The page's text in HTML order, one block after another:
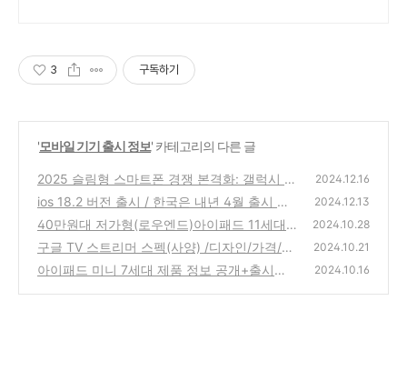
3 구독하기
'모바일 기기 출시 정보' 카테고리의 다른 글
2025 슬림형 스마트폰 경쟁 본격화: 갤럭시 S
25 슬림 VS 아이폰 17 에어
(1)
2024.12.16
ios 18.2 버전 출시 / 한국은 내년 4월 출시 예
정
(1)
2024.12.13
40만원대 저가형(로우엔드)아이패드 11세대
출시 루머
(3)
2024.10.28
구글 TV 스트리머 스펙(사양) /디자인/가격/
출시 정보 / 크롬캐스트와 비교
(2)
2024.10.21
아이패드 미니 7세대 제품 정보 공개+출시일
2024.10.16